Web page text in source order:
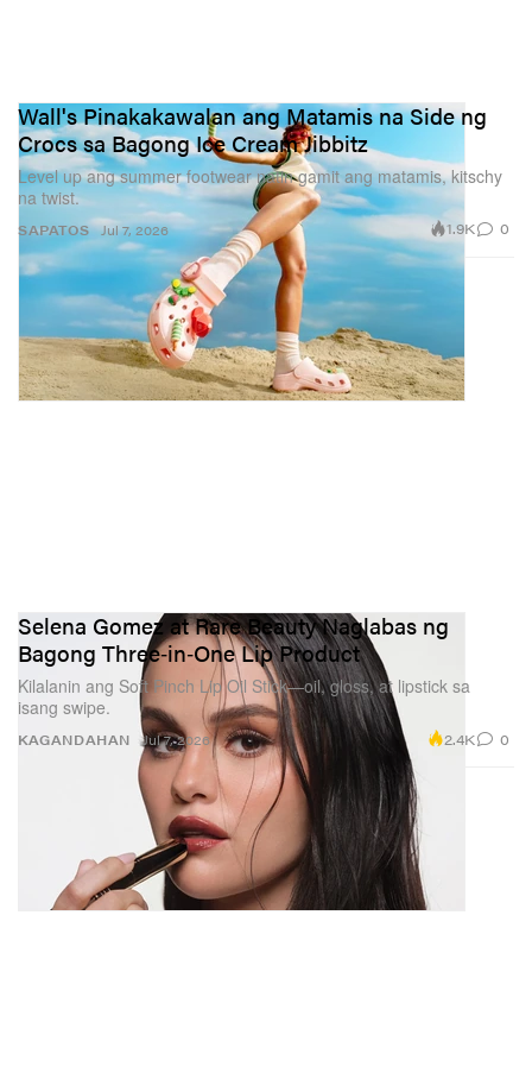
SAPATOS
Wall's Pinakakawalan ang Matamis na Side ng
Crocs sa Bagong Ice Cream Jibbitz
Level up ang summer footwear natin gamit ang matamis, kitschy
na twist.
Jul 7, 2026 1.9K 0
KAGANDAHAN
Selena Gomez at Rare Beauty Naglabas ng
Bagong Three‑in‑One Lip Product
Kilalanin ang Soft Pinch Lip Oil Stick—oil, gloss, at lipstick sa
isang swipe.
Jul 7, 2026 2.4K 0